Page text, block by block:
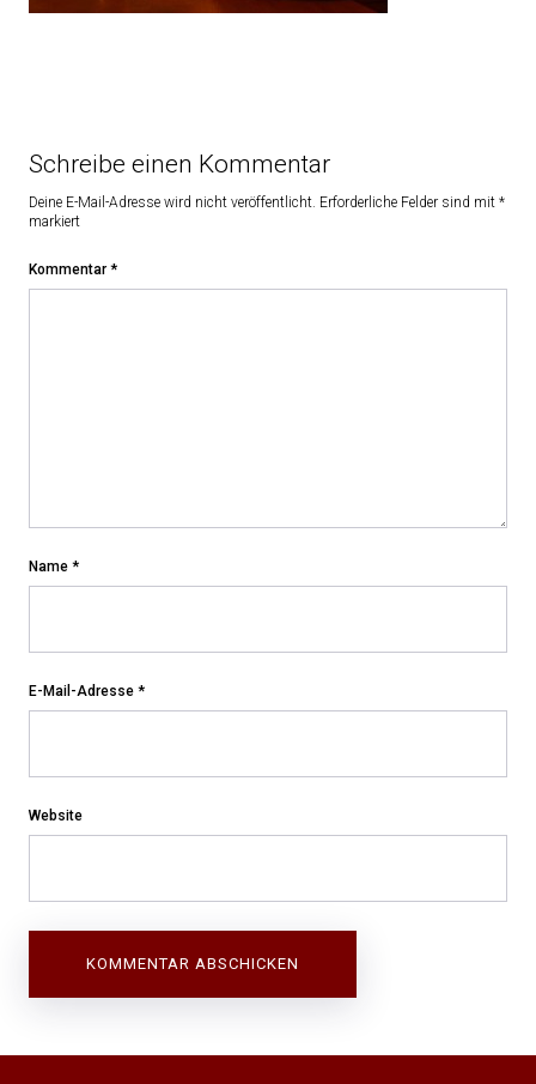
Schreibe einen Kommentar
Deine E-Mail-Adresse wird nicht veröffentlicht. Erforderliche Felder sind mit *
markiert
Kommentar *
Name *
E-Mail-Adresse *
Website